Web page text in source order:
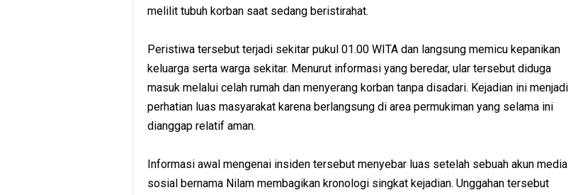
melilit tubuh korban saat sedang beristirahat.
Peristiwa tersebut terjadi sekitar pukul 01.00 WITA dan langsung memicu kepanikan
keluarga serta warga sekitar. Menurut informasi yang beredar, ular tersebut diduga
masuk melalui celah rumah dan menyerang korban tanpa disadari. Kejadian ini menjadi
perhatian luas masyarakat karena berlangsung di area permukiman yang selama ini
dianggap relatif aman.
Informasi awal mengenai insiden tersebut menyebar luas setelah sebuah akun media
sosial bernama Nilam membagikan kronologi singkat kejadian. Unggahan tersebut